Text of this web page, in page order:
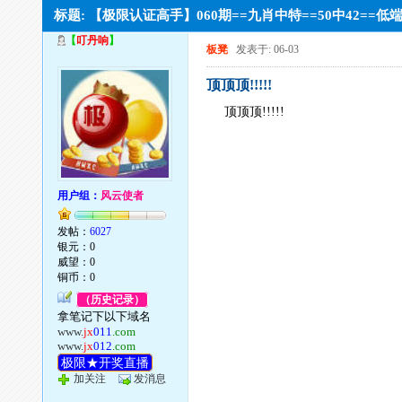
标题: 【极限认证高手】060期==九肖中特==50中42==低
【 叮丹响】
用户组： 风云使者
发帖：6027
银元：0
威望：0
铜币：0
（历史记录）
拿笔记下以下域名
www.jx011.com
www.jx012.com
极限★开奖直播
加关注 发消息
板凳 发表于: 06-03
顶顶顶!!!!!
顶顶顶!!!!!